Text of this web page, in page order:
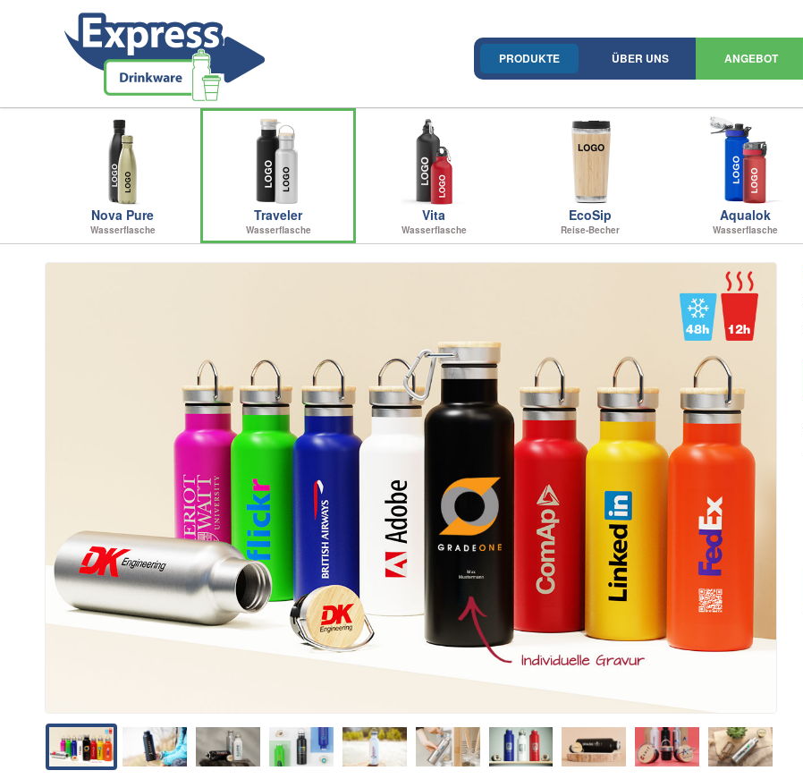
PRODUKTE ÜBER UNS ANGEBOT
Nova Pure
Wasserflasche
Traveler
Wasserflasche
Vita
Wasserflasche
EcoSip
Reise-Becher
Aqualok
Wasserflasche